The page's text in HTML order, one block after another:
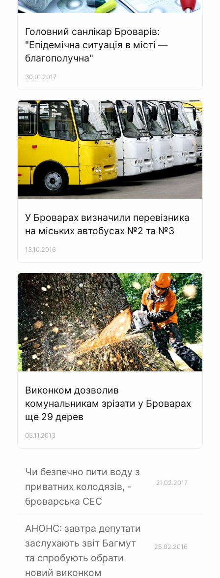
Головний санлікар Броварів:
"Епідемічна ситуація в місті —
благополучна"
30.01.2017
У Броварах визначили перевізника
на міських автобусах №2 та №3
13.10.2016
Виконком дозволив
комунальникам зрізати у Броварах
ще 29 дерев
05.11.2013
Чи безпечно пити воду з
приватних колодязів, -
броварська СЕС
21.02.2017
АНОНС: завтра депутати
заслухають звіт Багмут
та спробують обрати
новий виконком
25.02.2016